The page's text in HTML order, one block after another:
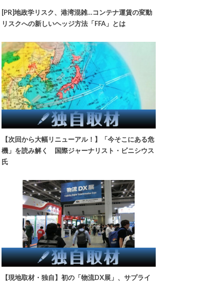
[PR]地政学リスク、港湾混雑…コンテナ運賃の変動
リスクへの新しいヘッジ方法「FFA」とは
【次回から大幅リニューアル！】「今そこにある危
機」を読み解く 国際ジャーナリスト・ビニシウス
氏
【現地取材・独自】初の「物流DX展」、サプライ